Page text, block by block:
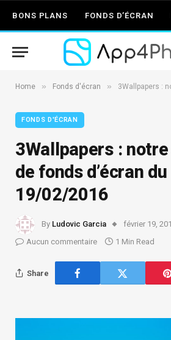
BONS PLANS FONDS D’ÉCRAN
Home » Fonds d'écran » 3Wallpapers : notre
FONDS D'ÉCRAN
3Wallpapers :
de fonds d’écran du
19/02/2016
By Ludovic Garcia
février 19,
Aucun commentaire
1 Min Read
Share